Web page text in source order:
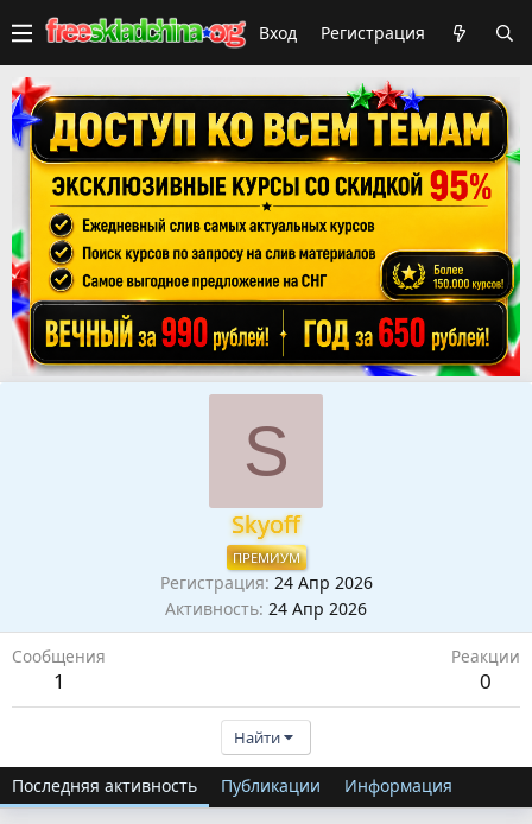
Вход Регистрация
S
Skyoff
ПРЕМИУМ
Регистрация 24 Апр 2026
Активность 24 Апр 2026
Сообщения
1
Реакции
0
Найти
Последняя активность Публикации Информация